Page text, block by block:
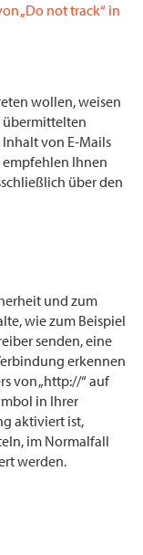
„Do not track“ in
wollen, weisen
übermittelten
von E-Mails
Ihnen
über den
und zum
wie zum Beispiel
senden, eine
erkennen
von „http://“ auf
in Ihrer
aktiviert ist,
im Normalfall
werden.